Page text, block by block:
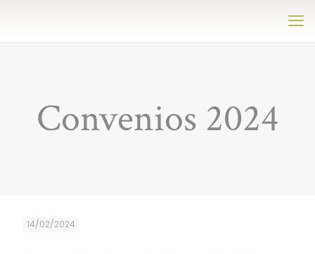
Convenios 2024
14/02/2024